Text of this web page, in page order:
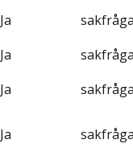
Ja
Ja
Ja
Ja